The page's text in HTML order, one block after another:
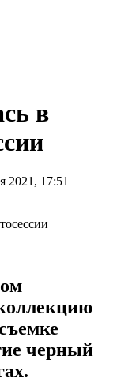
в
2021, 17:51
черный